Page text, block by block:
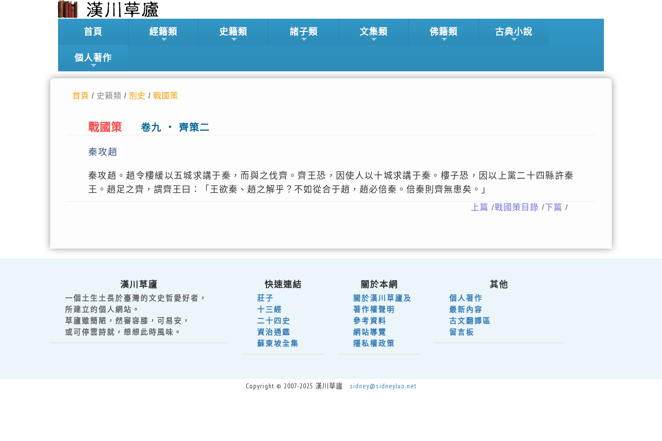
首頁 經籍類 史籍類 諸子類 文集類 佛籍類 古典小說
個人著作
首頁 / 史籍類 / 別史 / 戰國策
戰國策 卷九 ‧ 齊策二
秦攻趙
秦攻趙。趙令樓緩以五城求講于秦，而與之伐齊。齊王恐，因使人以十城求講于秦。樓子恐，因以上黨二十四縣許秦
王。趙足之齊，謂齊王曰：「王欲秦、趙之解乎？不如從合于趙，趙必倍秦。倍秦則齊無患矣。」
上篇 /戰國策目錄 / 下篇 /
漢川草廬
一個土生土長於臺灣的文史哲愛好者，
所建立的個人網站。
草廬雖簡陋，然審容膝，可易安，
或可停雲詩就，想想此時風味。
快速連結
莊子
十三經
二十四史
資治通鑑
蘇東坡全集
關於本網
關於漢川草廬及
著作權聲明
參考資料
網站導覽
隱私權政策
其他
個人著作
最新內容
古文翻譯區
留言板
Copyright © 2007-2025 漢川草廬 sidney@sidneyluo.net